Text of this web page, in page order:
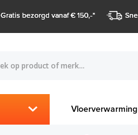
Gratis bezorgd vanaf € 150,-*
Vloerverwarming